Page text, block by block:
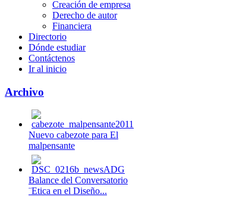
Creación de empresa
Derecho de autor
Financiera
Directorio
Dónde estudiar
Contáctenos
Ir al inicio
Archivo
Nuevo cabezote para El
malpensante
Balance del Conversatorio
¨Etica en el Diseño...